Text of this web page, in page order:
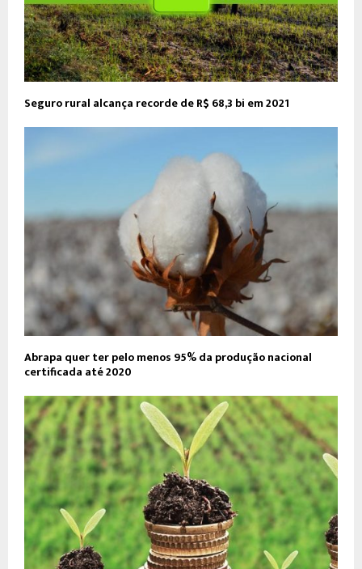
Seguro rural alcança recorde de R$ 68,3 bi em 2021
Abrapa quer ter pelo menos 95% da produção nacional
certificada até 2020